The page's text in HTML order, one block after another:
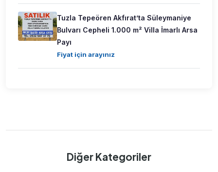
Tuzla Tepeören Akfırat’ta Süleymaniye
Bulvarı Cepheli 1.000 m² Villa İmarlı Arsa
Payı
Fiyat için arayınız
Diğer Kategoriler